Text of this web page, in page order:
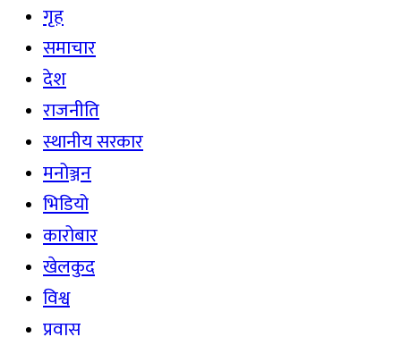
गृह
समाचार
देश
राजनीति
स्थानीय सरकार
मनोञ्जन
भिडियो
कारोबार
खेलकुद
विश्व
प्रवास